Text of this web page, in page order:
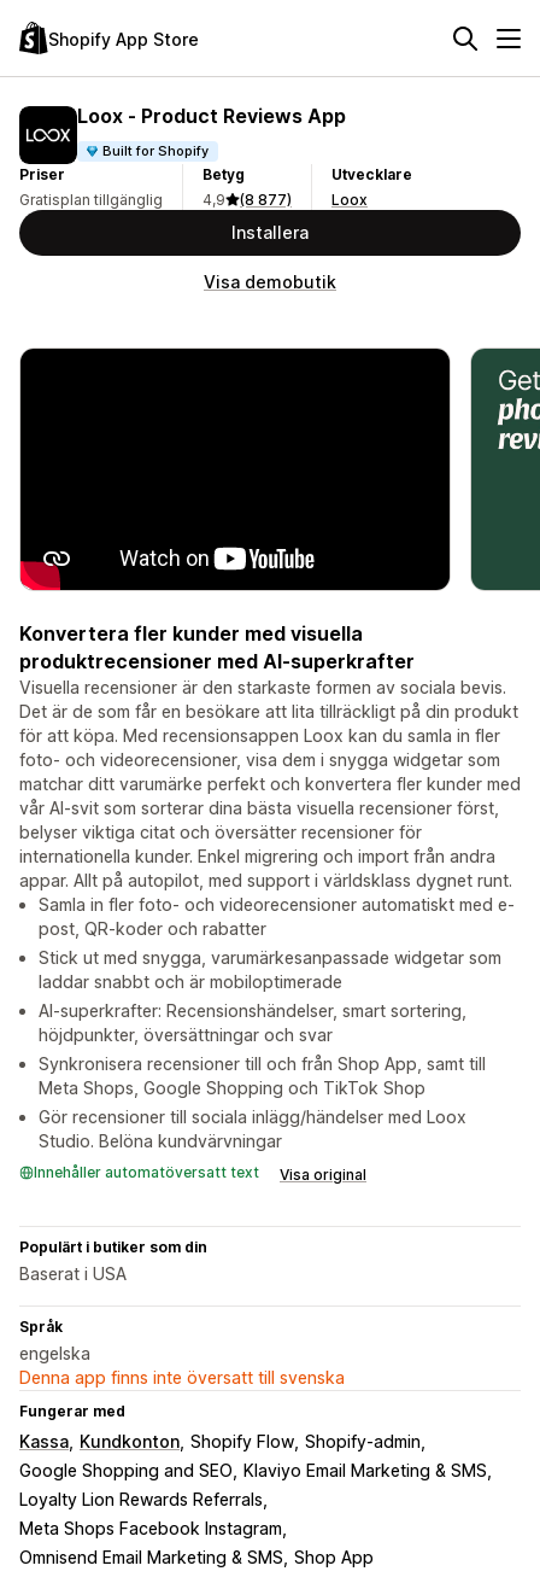
Shopify App Store
Loox ‑ Product Reviews App
Built for Shopify
Priser
Gratisplan tillgänglig
Betyg
4,9
(8 877)
Utvecklare
Loox
Installera
Visa demobutik
Konvertera fler kunder med visuella
produktrecensioner med AI-superkrafter
Visuella recensioner är den starkaste formen av sociala bevis.
Det är de som får en besökare att lita tillräckligt på din produkt
för att köpa. Med recensionsappen Loox kan du samla in fler
foto- och videorecensioner, visa dem i snygga widgetar som
matchar ditt varumärke perfekt och konvertera fler kunder med
vår AI-svit som sorterar dina bästa visuella recensioner först,
belyser viktiga citat och översätter recensioner för
internationella kunder. Enkel migrering och import från andra
appar. Allt på autopilot, med support i världsklass dygnet runt.
Samla in fler foto- och videorecensioner automatiskt med e-
post, QR-koder och rabatter
Stick ut med snygga, varumärkesanpassade widgetar som
laddar snabbt och är mobiloptimerade
AI-superkrafter: Recensionshändelser, smart sortering,
höjdpunkter, översättningar och svar
Synkronisera recensioner till och från Shop App, samt till
Meta Shops, Google Shopping och TikTok Shop
Gör recensioner till sociala inlägg/händelser med Loox
Studio. Belöna kundvärvningar
Innehåller automatöversatt text Visa original
Populärt i butiker som din
Baserat i USA
Språk
engelska
Denna app finns inte översatt till svenska
Fungerar med
Kassa Kundkonton Shopify Flow Shopify-admin
Google Shopping and SEO
Klaviyo Email Marketing & SMS
Loyalty Lion Rewards Referrals
Meta Shops Facebook Instagram
Omnisend Email Marketing & SMS Shop App